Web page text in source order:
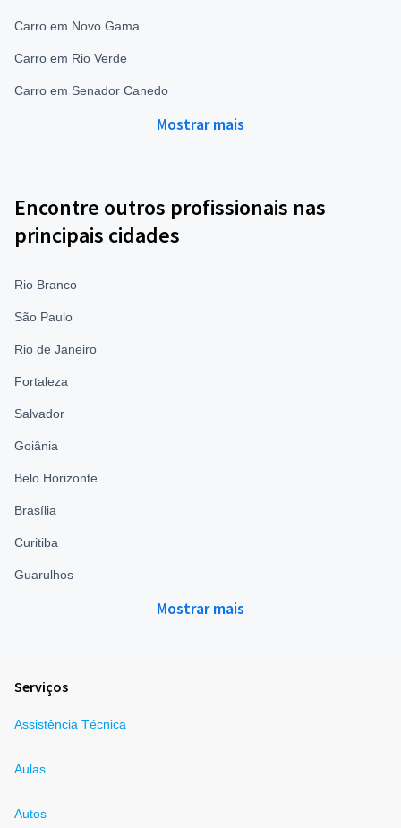
Carro em Novo Gama
Carro em Rio Verde
Carro em Senador Canedo
Mostrar mais
Encontre outros profissionais nas
principais cidades
Rio Branco
São Paulo
Rio de Janeiro
Fortaleza
Salvador
Goiânia
Belo Horizonte
Brasília
Curitiba
Guarulhos
Mostrar mais
Serviços
Assistência Técnica
Aulas
Autos